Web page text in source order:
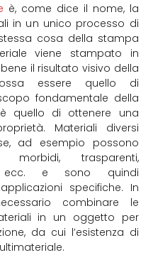
è, come dice il nome, la
in un unico processo di
cosa della stampa
viene stampato in
il risultato visivo della
essere quello di
fondamentale della
quello di ottenere una
Materiali diversi
ad esempio possono
morbidi, trasparenti,
ecc. e sono quindi
specifiche. In
combinare le
in un oggetto per
da cui l’esistenza di